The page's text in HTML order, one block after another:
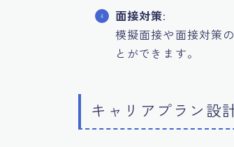
面接対策:
模擬面接や面接対策
とができます。
キャリアプラン設